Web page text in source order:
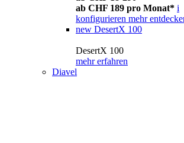
ab CHF 189 pro Monat* i
konfigurieren mehr
new DesertX 100
DesertX 100
mehr erfahren
Diavel